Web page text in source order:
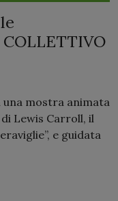
COLLETTIVO
una mostra animata
Lewis Carroll, il
e guidata